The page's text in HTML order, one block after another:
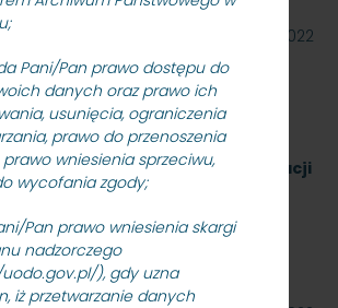
Pani/Pan prawo dostępu do
danych oraz prawo ich
usunięcia, ograniczenia
prawo do przenoszenia
wniesienia sprzeciwu,
wycofania zgody;
Pan prawo wniesienia skargi
nadzorczego
), gdy uzna
iż przetwarzanie danych
dostawa do siedziby odbiorcy…
26 października 2022
na wykonanie opracowania
prawnej wraz z koncepcją
i modernizację kanalizacji
A-13 na stacji Gdynia Cisowa
w Trójmieście Sp. z o.o.
oferty cenowej na wykonanie
formalno-prawnej wraz z…